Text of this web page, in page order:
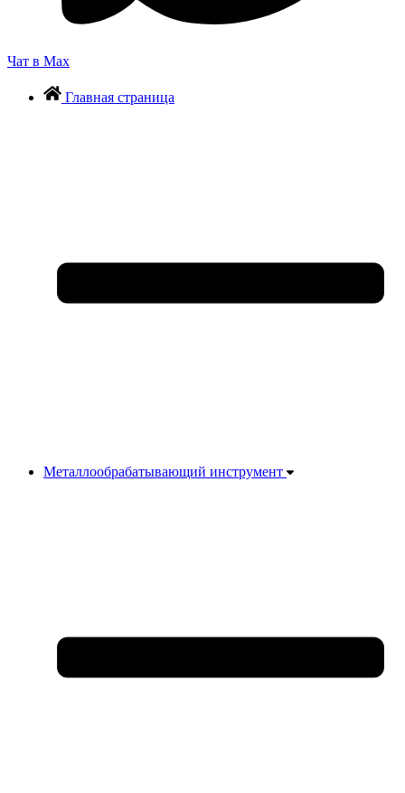
Чат в Max
Главная страница
Металлообрабатывающий инструмент